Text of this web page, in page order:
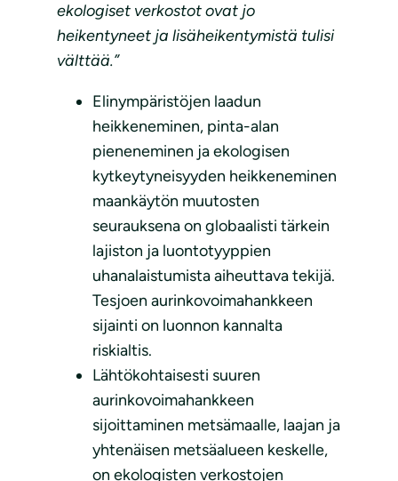
ekologiset verkostot ovat jo
heikentyneet ja lisäheikentymistä tulisi
välttää.”
Elinympäristöjen laadun
heikkeneminen, pinta-alan
pieneneminen ja ekologisen
kytkeytyneisyyden heikkeneminen
maankäytön muutosten
seurauksena on globaalisti tärkein
lajiston ja luontotyyppien
uhanalaistumista aiheuttava tekijä.
Tesjoen aurinkovoimahankkeen
sijainti on luonnon kannalta
riskialtis.
Lähtökohtaisesti suuren
aurinkovoimahankkeen
sijoittaminen metsämaalle, laajan ja
yhtenäisen metsäalueen keskelle,
on ekologisten verkostojen